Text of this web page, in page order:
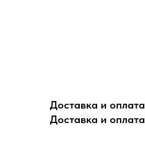
Доставка и оплата
Доставка и оплата